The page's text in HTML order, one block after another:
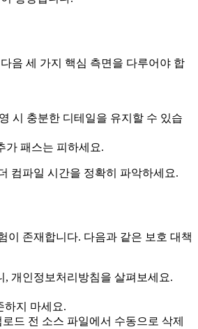
음 세 가지 핵심 측면을 다루어야 합
시 충분한 디테일을 유지할 수 있습
가 패스는 피하세요.
컴파일 시간을 정확히 파악하세요.
이 존재합니다. 다음과 같은 보호 대책
개인정보처리방침을 살펴보세요.
하지 마세요.
드 전 소스 파일에서 수동으로 삭제